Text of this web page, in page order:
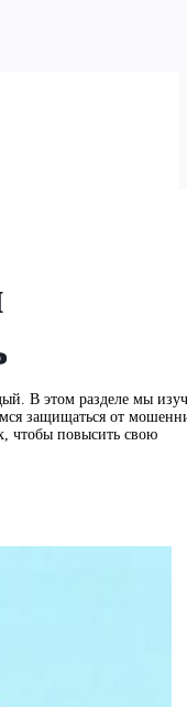
В этом разделе мы
защищаться от
чтобы повысить свою